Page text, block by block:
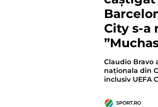
City s-a
Claudio Bravo
naționala din
inclusiv UEFA
SPORT.RO